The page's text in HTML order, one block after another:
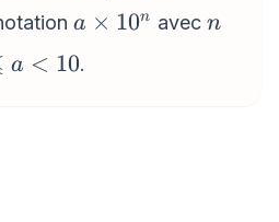
a\times
10^{n}
a × 10n avec n
n
a < 10.